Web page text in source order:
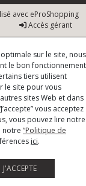
avec eProShopping
Accès gérant
sur le site, nous
le bon fonctionnement
tiers utilisent
le site pour vous
sites Web et dans
vous acceptez
vous pouvez lire notre
notre “Politique de
ici.
J'ACCEPTE